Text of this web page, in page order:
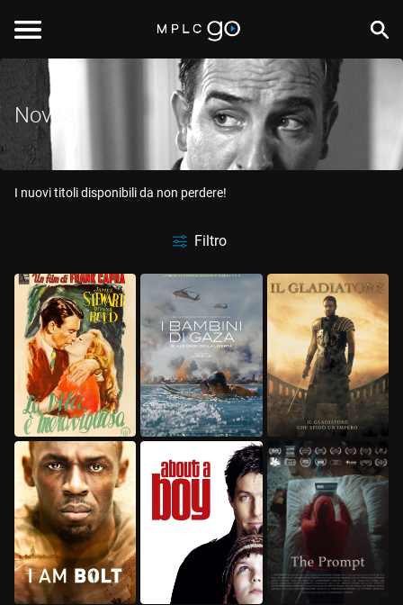
Novità
I nuovi titoli disponibili da non perdere!
Filtro